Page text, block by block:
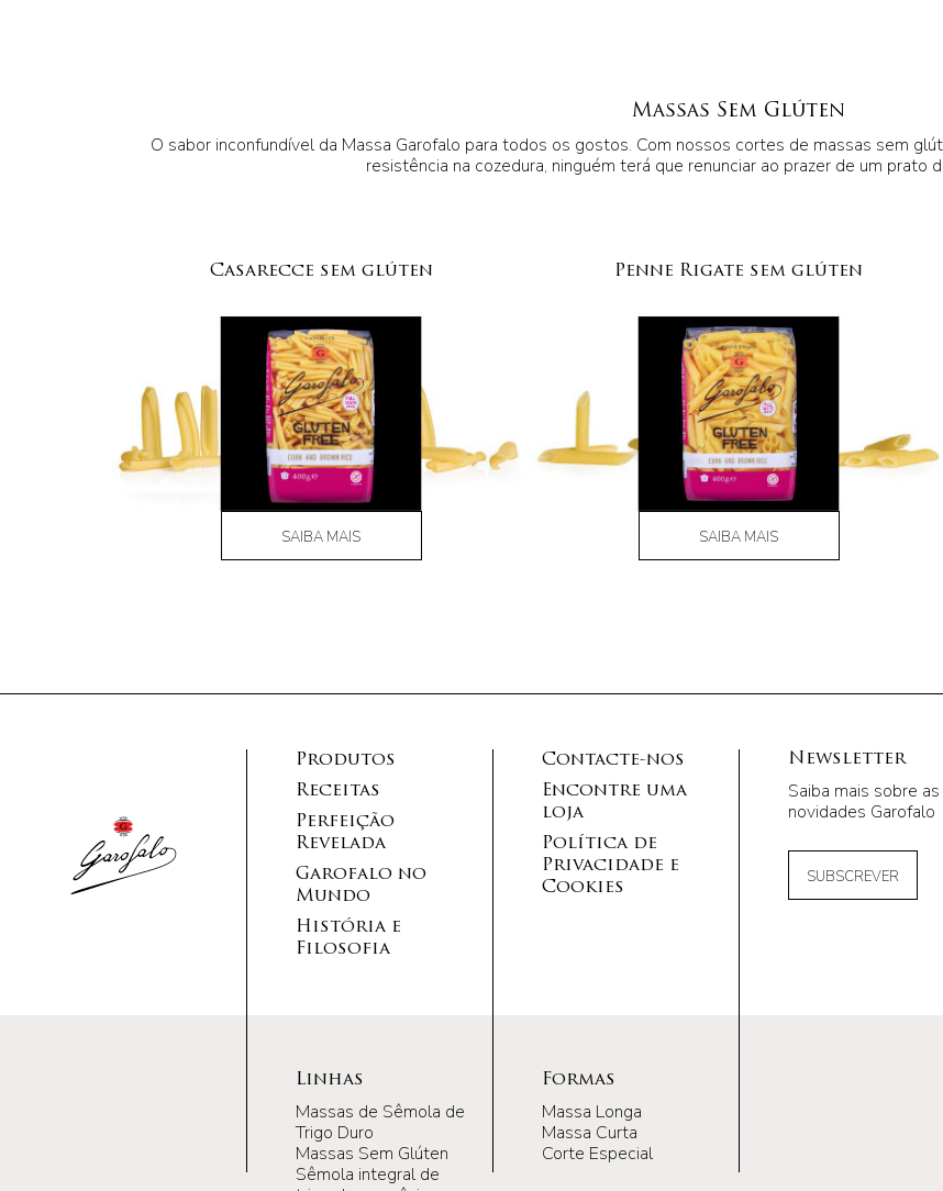
Massas Sem Glúten
O sabor inconfundível da Massa Garofalo para todos os gostos. Com nossos cortes de massas sem
resistência na cozedura, ninguém terá que renunciar ao prazer de um prato
Casarecce sem glúten
SAIBA MAIS
Penne Rigate sem glúten
SAIBA MAIS
Produtos
Receitas
Perfeição
Revelada
Garofalo no
Mundo
História e
Filosofia
Contacte-nos
Encontre uma
loja
Política de
Privacidade e
Cookies
Newsletter
Saiba mais sobre
novidades Garofalo
SUBSCREVER
Linhas
Massas de Sêmola de
Trigo Duro
Massas Sem Glúten
Sêmola integral de
Formas
Massa Longa
Massa Curta
Corte Especial